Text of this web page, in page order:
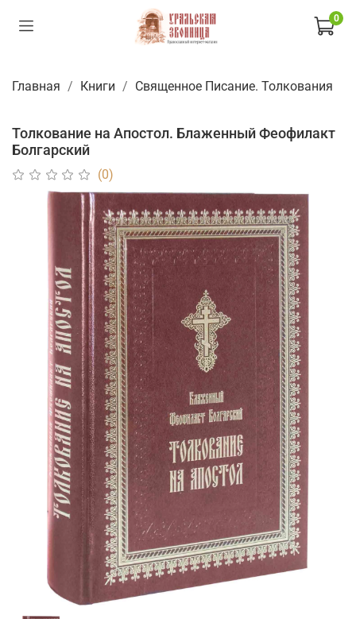
0
Главная Книги Священное Писание. Толкования
Толкование на Апостол. Блаженный Феофилакт
Болгарский
(0)